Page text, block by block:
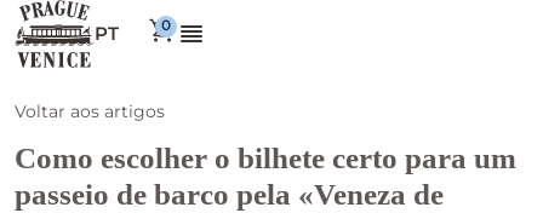
PT
Voltar aos artigos
Como escolher o bilhete certo para um
passeio de barco pela «Veneza de